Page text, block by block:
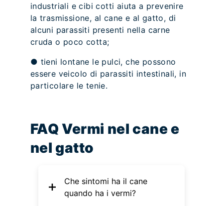
industriali e cibi cotti aiuta a prevenire
la trasmissione, al cane e al gatto, di
alcuni parassiti presenti nella carne
cruda o poco cotta;
● tieni lontane le pulci, che possono
essere veicolo di parassiti intestinali, in
particolare le tenie.
FAQ Vermi nel cane e
nel gatto
Che sintomi ha il cane
quando ha i vermi?